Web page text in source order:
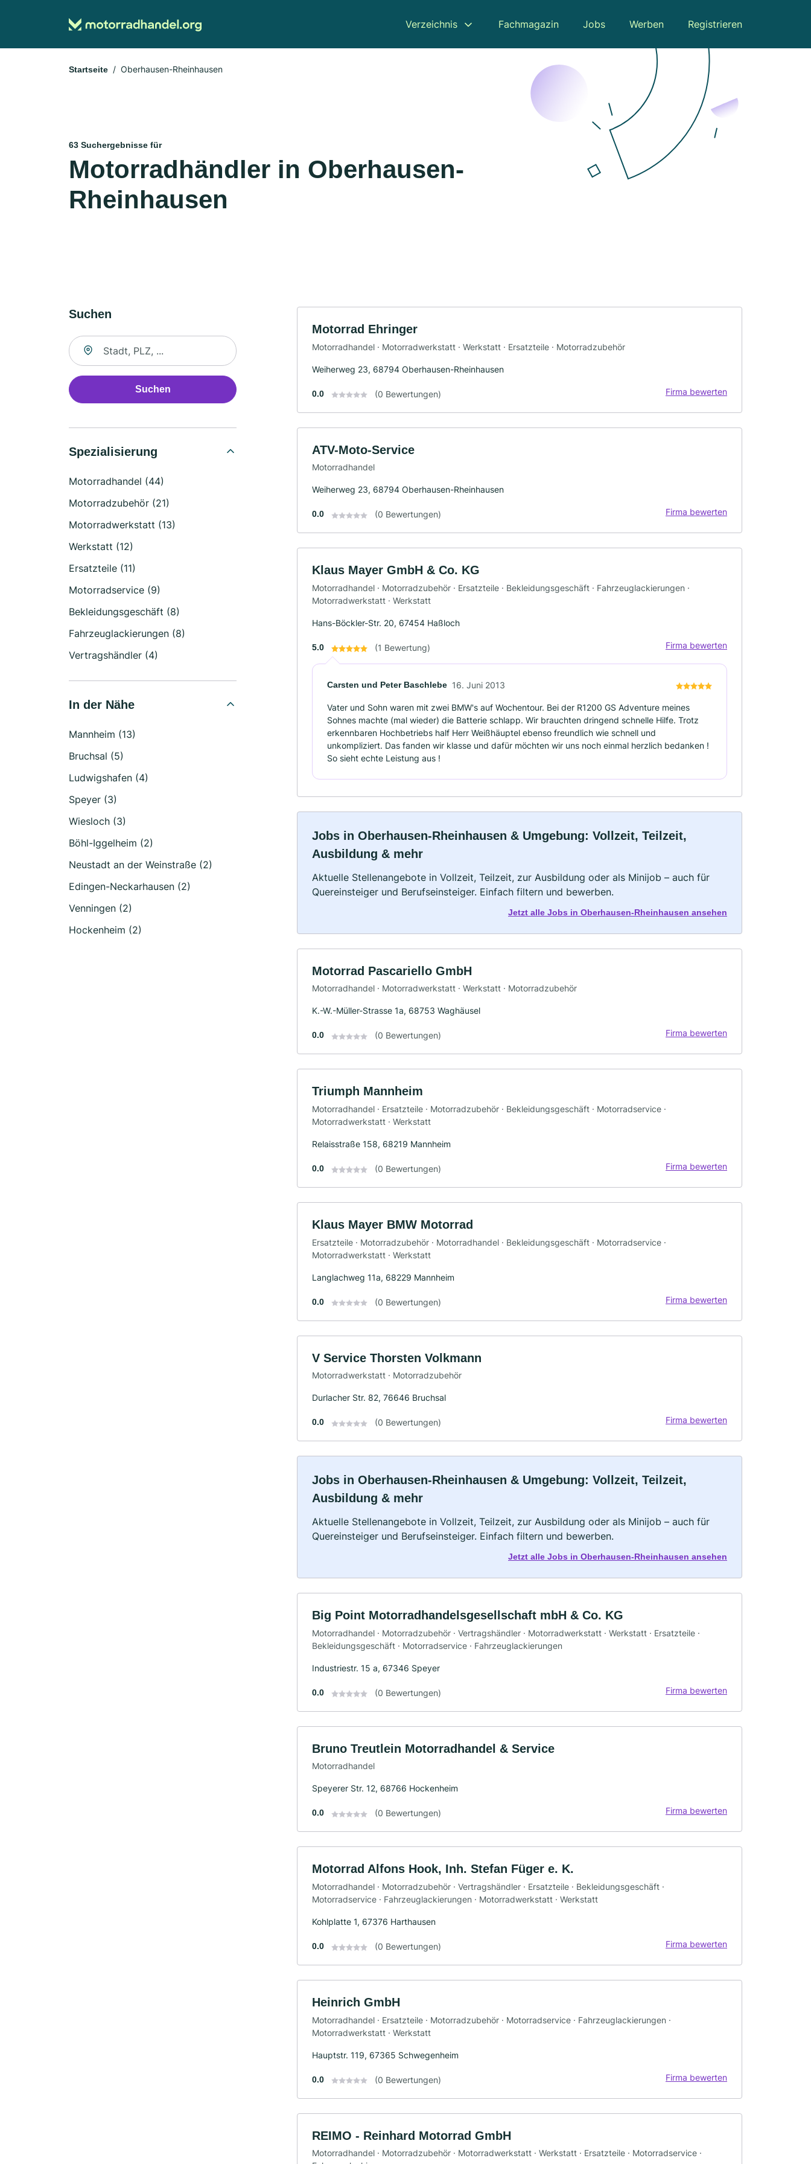
Verzeichnis Fachmagazin Jobs Werben Registrieren
Startseite Oberhausen-Rheinhausen
63 Suchergebnisse für
Motorradhändler in Oberhausen-
Rheinhausen
Suchen
Suche nach Ort
Suchen
Spezialisierung
Motorradhandel (44)
Motorradzubehör (21)
Motorradwerkstatt (13)
Werkstatt (12)
Ersatzteile (11)
Motorradservice (9)
Bekleidungsgeschäft (8)
Fahrzeuglackierungen (8)
Vertragshändler (4)
In der Nähe
Mannheim (13)
Bruchsal (5)
Ludwigshafen (4)
Speyer (3)
Wiesloch (3)
Böhl-Iggelheim (2)
Neustadt an der Weinstraße (2)
Edingen-Neckarhausen (2)
Venningen (2)
Hockenheim (2)
Motorrad Ehringer
Motorradhandel · Motorradwerkstatt · Werkstatt · Ersatzteile · Motorradzubehör
Weiherweg 23, 68794 Oberhausen-Rheinhausen
0.0 (0 Bewertungen) Firma bewerten
ATV-Moto-Service
Motorradhandel
Weiherweg 23, 68794 Oberhausen-Rheinhausen
0.0 (0 Bewertungen) Firma bewerten
Klaus Mayer GmbH & Co. KG
Motorradhandel · Motorradzubehör · Ersatzteile · Bekleidungsgeschäft · Fahrzeuglackierungen ·
Motorradwerkstatt · Werkstatt
Hans-Böckler-Str. 20, 67454 Haßloch
5.0 (1 Bewertung) Firma bewerten
Carsten und Peter Baschlebe 16. Juni 2013
Vater und Sohn waren mit zwei BMW's auf Wochentour. Bei der R1200 GS Adventure meines
Sohnes machte (mal wieder) die Batterie schlapp. Wir brauchten dringend schnelle Hilfe. Trotz
erkennbaren Hochbetriebs half Herr Weißhäuptel ebenso freundlich wie schnell und
unkompliziert. Das fanden wir klasse und dafür möchten wir uns noch einmal herzlich bedanken !
So sieht echte Leistung aus !
Jobs in Oberhausen-Rheinhausen & Umgebung: Vollzeit, Teilzeit,
Ausbildung & mehr
Aktuelle Stellenangebote in Vollzeit, Teilzeit, zur Ausbildung oder als Minijob – auch für
Quereinsteiger und Berufseinsteiger. Einfach filtern und bewerben.
Jetzt alle Jobs in Oberhausen-Rheinhausen ansehen
Motorrad Pascariello GmbH
Motorradhandel · Motorradwerkstatt · Werkstatt · Motorradzubehör
K.-W.-Müller-Strasse 1a, 68753 Waghäusel
0.0 (0 Bewertungen) Firma bewerten
Triumph Mannheim
Motorradhandel · Ersatzteile · Motorradzubehör · Bekleidungsgeschäft · Motorradservice ·
Motorradwerkstatt · Werkstatt
Relaisstraße 158, 68219 Mannheim
0.0 (0 Bewertungen) Firma bewerten
Klaus Mayer BMW Motorrad
Ersatzteile · Motorradzubehör · Motorradhandel · Bekleidungsgeschäft · Motorradservice ·
Motorradwerkstatt · Werkstatt
Langlachweg 11a, 68229 Mannheim
0.0 (0 Bewertungen) Firma bewerten
V Service Thorsten Volkmann
Motorradwerkstatt · Motorradzubehör
Durlacher Str. 82, 76646 Bruchsal
0.0 (0 Bewertungen) Firma bewerten
Jobs in Oberhausen-Rheinhausen & Umgebung: Vollzeit, Teilzeit,
Ausbildung & mehr
Aktuelle Stellenangebote in Vollzeit, Teilzeit, zur Ausbildung oder als Minijob – auch für
Quereinsteiger und Berufseinsteiger. Einfach filtern und bewerben.
Jetzt alle Jobs in Oberhausen-Rheinhausen ansehen
Big Point Motorradhandelsgesellschaft mbH & Co. KG
Motorradhandel · Motorradzubehör · Vertragshändler · Motorradwerkstatt · Werkstatt · Ersatzteile ·
Bekleidungsgeschäft · Motorradservice · Fahrzeuglackierungen
Industriestr. 15 a, 67346 Speyer
0.0 (0 Bewertungen) Firma bewerten
Bruno Treutlein Motorradhandel & Service
Motorradhandel
Speyerer Str. 12, 68766 Hockenheim
0.0 (0 Bewertungen) Firma bewerten
Motorrad Alfons Hook, Inh. Stefan Füger e. K.
Motorradhandel · Motorradzubehör · Vertragshändler · Ersatzteile · Bekleidungsgeschäft ·
Motorradservice · Fahrzeuglackierungen · Motorradwerkstatt · Werkstatt
Kohlplatte 1, 67376 Harthausen
0.0 (0 Bewertungen) Firma bewerten
Heinrich GmbH
Motorradhandel · Ersatzteile · Motorradzubehör · Motorradservice · Fahrzeuglackierungen ·
Motorradwerkstatt · Werkstatt
Hauptstr. 119, 67365 Schwegenheim
0.0 (0 Bewertungen) Firma bewerten
REIMO - Reinhard Motorrad GmbH
Motorradhandel · Motorradzubehör · Motorradwerkstatt · Werkstatt · Ersatzteile · Motorradservice ·